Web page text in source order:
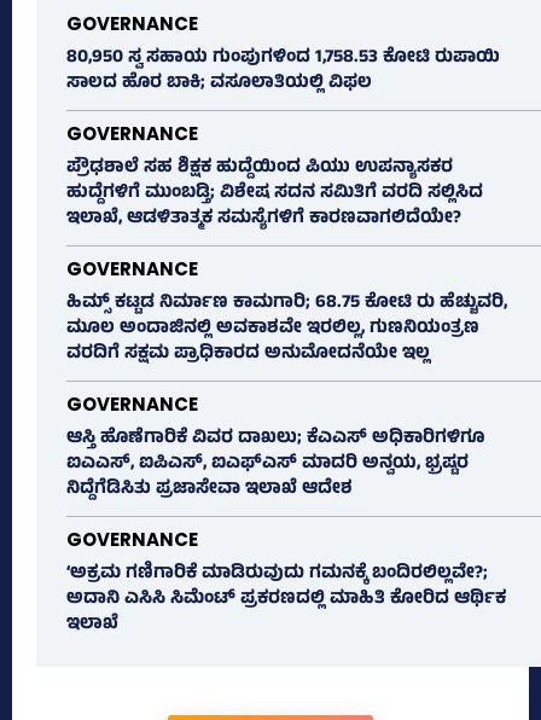
GOVERNANCE
80,950 ಸ್ವ ಸಹಾಯ ಗುಂಪುಗಳಿಂದ 1,758.53 ಕೋಟಿ ರುಪಾಯಿ
ಸಾಲದ ಹೊರ ಬಾಕಿ; ವಸೂಲಾತಿಯಲ್ಲಿ ವಿಫಲ
GOVERNANCE
ಪ್ರೌಢಶಾಲೆ ಸಹ ಶಿಕ್ಷಕ ಹುದ್ದೆಯಿಂದ ಪಿಯು ಉಪನ್ಯಾಸಕರ
ಹುದ್ದೆಗಳಿಗೆ ಮುಂಬಡ್ತಿ; ವಿಶೇಷ ಸದನ ಸಮಿತಿಗೆ ವರದಿ ಸಲ್ಲಿಸಿದ
ಇಲಾಖೆ, ಆಡಳಿತಾತ್ಮಕ ಸಮಸ್ಯೆಗಳಿಗೆ ಕಾರಣವಾಗಲಿದೆಯೇ?
GOVERNANCE
ಹಿಮ್ಸ್‌ ಕಟ್ಟಡ ನಿರ್ಮಾಣ ಕಾಮಗಾರಿ; 68.75 ಕೋಟಿ ರು ಹೆಚ್ಚುವರಿ,
ಮೂಲ ಅಂದಾಜಿನಲ್ಲಿ ಅವಕಾಶವೇ ಇರಲಿಲ್ಲ, ಗುಣನಿಯಂತ್ರಣ
ವರದಿಗೆ ಸಕ್ಷಮ ಪ್ರಾಧಿಕಾರದ ಅನುಮೋದನೆಯೇ ಇಲ್ಲ
GOVERNANCE
ಆಸ್ತಿ ಹೊಣೆಗಾರಿಕೆ ವಿವರ ದಾಖಲು; ಕೆಎಎಸ್ ಅಧಿಕಾರಿಗಳಿಗೂ
ಐಎಎಸ್‌, ಐಪಿಎಸ್‌, ಐಎಫ್‌ಎಸ್‌ ಮಾದರಿ ಅನ್ವಯ, ಭ್ರಷ್ಟರ
ನಿದ್ದೆಗೆಡಿಸಿತು ಪ್ರಜಾಸೇವಾ ಇಲಾಖೆ ಆದೇಶ
GOVERNANCE
‘ಅಕ್ರಮ ಗಣಿಗಾರಿಕೆ ಮಾಡಿರುವುದು ಗಮನಕ್ಕೆ ಬಂದಿರಲಿಲ್ಲವೇ?;
ಅದಾನಿ ಎಸಿಸಿ ಸಿಮೆಂಟ್ ಪ್ರಕರಣದಲ್ಲಿ ಮಾಹಿತಿ ಕೋರಿದ ಆರ್ಥಿಕ
ಇಲಾಖೆ